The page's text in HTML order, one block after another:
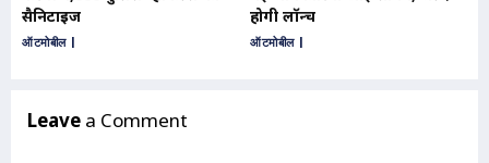
सैनिटाइज
ऑटमोबील|
होगी लॉन्च
ऑटमोबील|
Leave a Comment